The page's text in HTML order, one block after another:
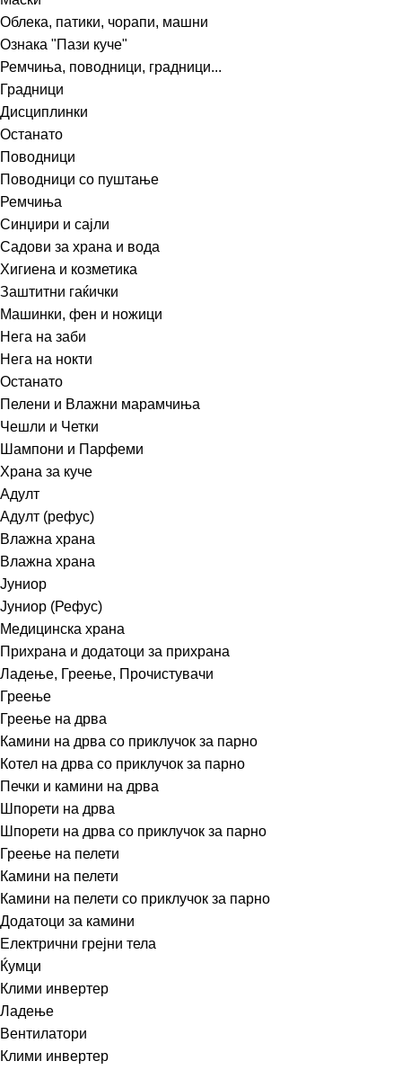
Облека, патики, чорапи, машни
Ознака "Пази куче"
Ремчиња, поводници, градници...
Градници
Дисциплинки
Останато
Поводници
Поводници со пуштање
Ремчиња
Синџири и сајли
Садови за храна и вода
Хигиена и козметика
Заштитни гаќички
Машинки, фен и ножици
Нега на заби
Нега на нокти
Останато
Пелени и Влажни марамчиња
Чешли и Четки
Шампони и Парфеми
Храна за куче
Адулт
Адулт (рефус)
Влажна храна
Влажна храна
Јуниор
Јуниор (Рефус)
Медицинска храна
Прихрана и додатоци за прихрана
Ладење, Греење, Прочистувачи
Греење
Греење на дрва
Камини на дрва со приклучок за парно
Котел на дрва со приклучок за парно
Печки и камини на дрва
Шпорети на дрва
Шпорети на дрва со приклучок за парно
Греење на пелети
Камини на пелети
Камини на пелети со приклучок за парно
Додатоци за камини
Електрични грејни тела
Ќумци
Клими инвертер
Ладење
Вентилатори
Клими инвертер